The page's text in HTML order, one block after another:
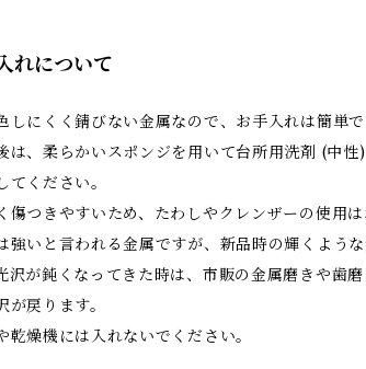
れについて
しにくく錆びない金属なので、お手入れは簡単で
は、柔らかいスポンジを用いて台所用洗剤 (中
てください。
傷つきやすいため、たわしやクレンザーの使用は
強いと言われる金属ですが、新品時の輝くよう
沢が鈍くなってきた時は、市販の金属磨きや歯
が戻ります。
乾燥機には入れないでください。